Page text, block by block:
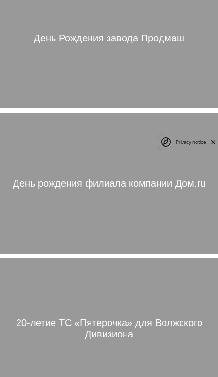
День Рождения завода Продмаш
День рождения филиала компании Дом.ru
20-летие ТС «Пятерочка» для Волжского
Дивизиона
Privacy notice